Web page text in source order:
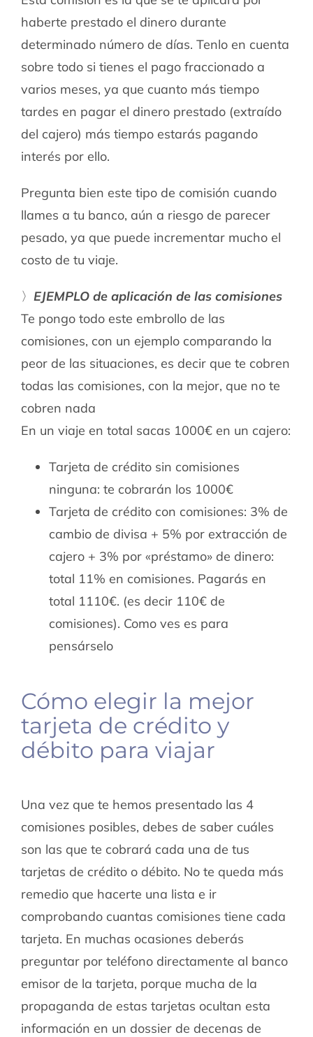
haberte prestado el dinero durante
determinado número de días. Tenlo en cuenta
sobre todo si tienes el pago fraccionado a
varios meses, ya que cuanto más tiempo
tardes en pagar el dinero prestado (extraído
del cajero) más tiempo estarás pagando
interés por ello.
Pregunta bien este tipo de comisión cuando
llames a tu banco, aún a riesgo de parecer
pesado, ya que puede incrementar mucho el
costo de tu viaje.
〉 EJEMPLO de aplicación de las comisiones
Te pongo todo este embrollo de las
comisiones, con un ejemplo comparando la
peor de las situaciones, es decir que te cobren
todas las comisiones, con la mejor, que no te
cobren nada
En un viaje en total sacas 1000€ en un cajero:
Tarjeta de crédito sin comisiones
ninguna: te cobrarán los 1000€
Tarjeta de crédito con comisiones: 3% de
cambio de divisa + 5% por extracción de
cajero + 3% por «préstamo» de dinero:
total 11% en comisiones. Pagarás en
total 1110€. (es decir 110€ de
comisiones). Como ves es para
pensárselo
Cómo elegir la mejor
tarjeta de crédito y
débito para viajar
Una vez que te hemos presentado las 4
comisiones posibles, debes de saber cuáles
son las que te cobrará cada una de tus
tarjetas de crédito o débito. No te queda más
remedio que hacerte una lista e ir
comprobando cuantas comisiones tiene cada
tarjeta. En muchas ocasiones deberás
preguntar por teléfono directamente al banco
emisor de la tarjeta, porque mucha de la
propaganda de estas tarjetas ocultan esta
información en un dossier de decenas de